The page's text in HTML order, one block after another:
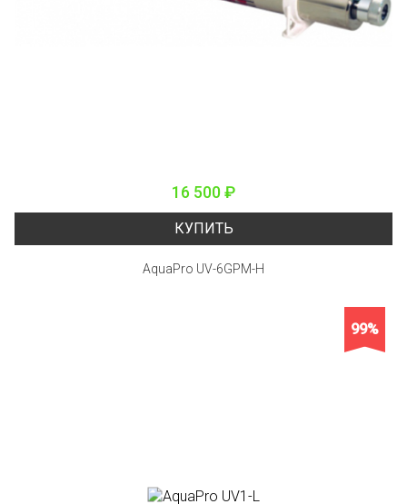
16 500 ₽
КУПИТЬ
AquaPro UV-6GPM-H
99%